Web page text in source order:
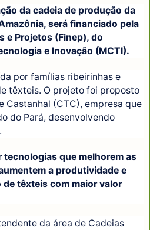
da cadeia de produção da
será financiado pela
e Projetos (Finep), do
e Inovação (MCTI).
por famílias ribeirinhas e
têxteis. O projeto foi proposto
Castanhal (CTC), empresa que
do Pará, desenvolvendo
que melhorem as
a produtividade e
têxteis com maior valor
da área de Cadeias